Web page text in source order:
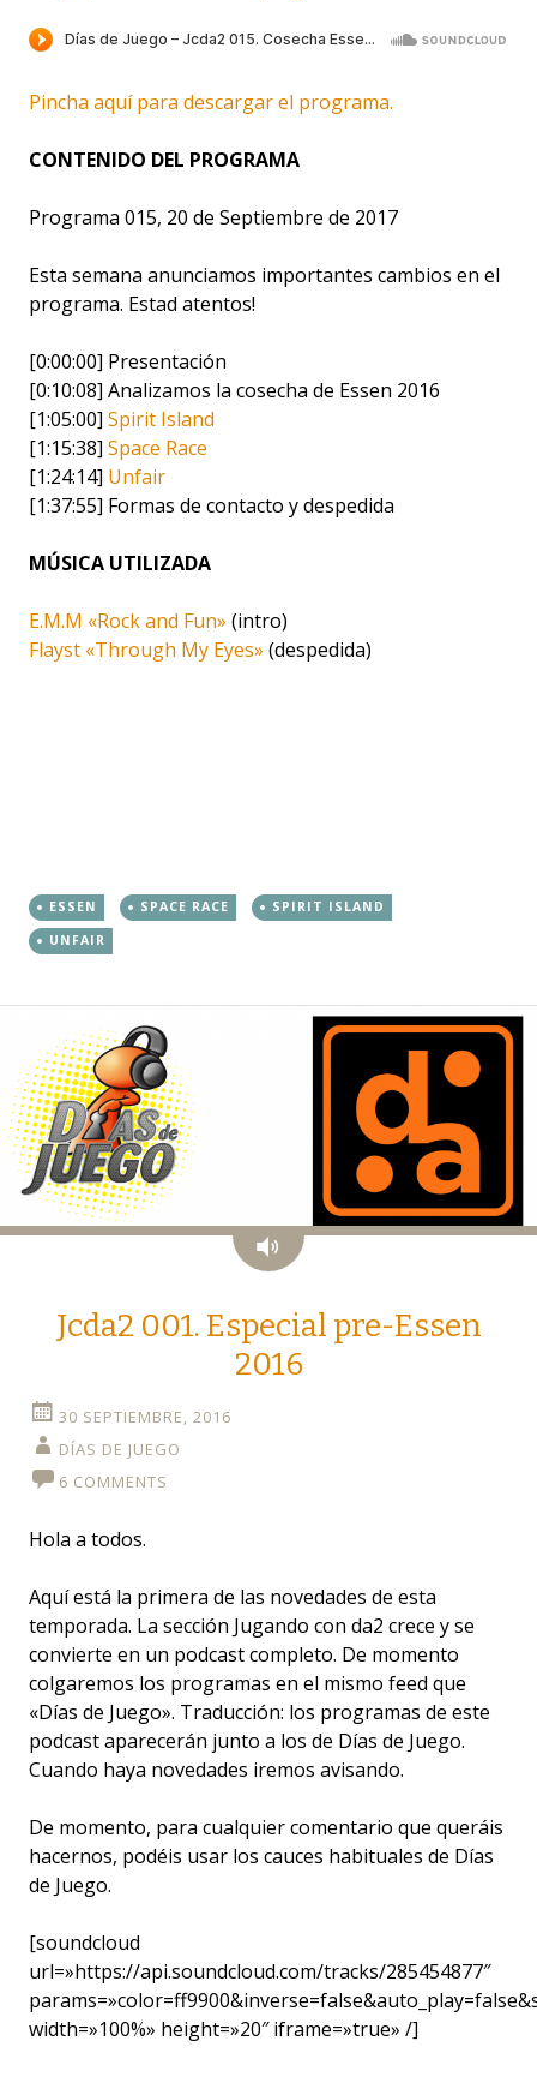
Pincha aquí para descargar el programa.
CONTENIDO DEL PROGRAMA
Programa 015, 20 de Septiembre de 2017
Esta semana anunciamos importantes cambios en el
programa. Estad atentos!
[0:00:00] Presentación
[0:10:08] Analizamos la cosecha de Essen 2016
[1:05:00] Spirit Island
[1:15:38] Space Race
[1:24:14] Unfair
[1:37:55] Formas de contacto y despedida
MÚSICA UTILIZADA
E.M.M «Rock and Fun» (intro)
Flayst «Through My Eyes» (despedida)
ESSEN SPACE RACE
SPIRIT ISLAND
UNFAIR
Audio
Jcda2 001. Especial pre-Essen
2016
30 SEPTIEMBRE, 2016
DÍAS DE JUEGO
6 COMMENTS
Hola a todos.
Aquí está la primera de las novedades de esta
temporada. La sección Jugando con da2 crece y se
convierte en un podcast completo. De momento
colgaremos los programas en el mismo feed que
«Días de Juego». Traducción: los programas de este
podcast aparecerán junto a los de Días de Juego.
Cuando haya novedades iremos avisando.
De momento, para cualquier comentario que queráis
hacernos, podéis usar los cauces habituales de Días
de Juego.
[soundcloud
url=»https://api.soundcloud.com/tracks/285454877″
width=»100%» height=»20″ iframe=»true» /]